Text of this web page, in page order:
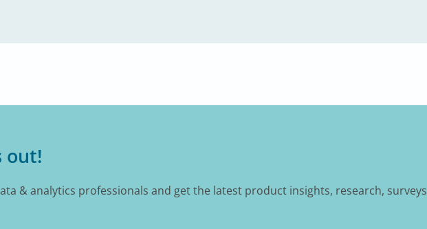
out!
& analytics professionals and get the latest product insights, research, surveys